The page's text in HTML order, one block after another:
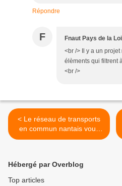
Répondre
F Fnaut Pays de la
<br /> Il y a un
élèments qui filtrent
<br />
< Le réseau de transports
en commun nantais vous
convient-il ?
Hébergé par Overblog
Top articles